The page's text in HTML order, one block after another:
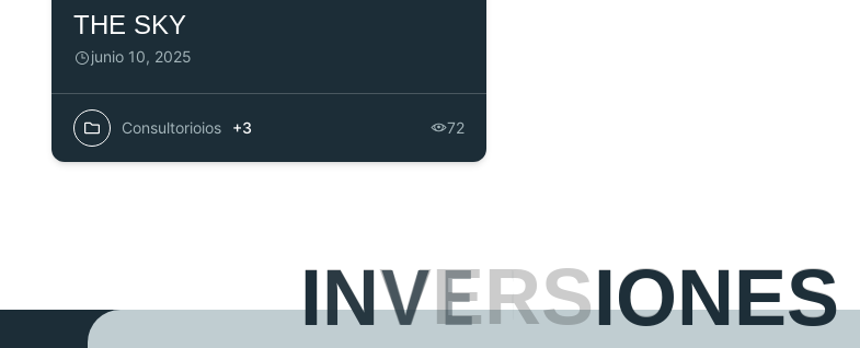
INVERSIONES
THE SKY
junio 10, 2025
Consultorioios +3 72